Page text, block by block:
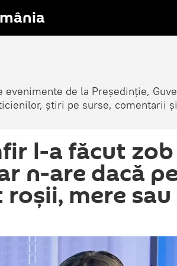
de la Președinție,
știri pe surse, comentarii
l-a făcut
n-are dacă pe
mere sau